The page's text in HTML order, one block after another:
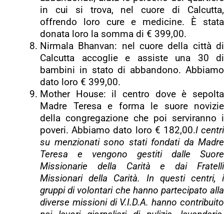
in cui si trova, nel cuore di Calcutta,
offrendo loro cure e medicine. È stata
donata loro la somma di € 399,00.
Nirmala Bhanvan: nel cuore della città di
Calcutta accoglie e assiste una 30 di
bambini in stato di abbandono. Abbiamo
dato loro € 399,00.
Mother House: il centro dove è sepolta
Madre Teresa e forma le suore novizie
della congregazione che poi serviranno i
poveri. Abbiamo dato loro € 182,00.I centri
su menzionati sono stati fondati da Madre
Teresa e vengono gestiti dalle Suore
Missionarie della Carità e dai Fratelli
Missionari della Carità. In questi centri, i
gruppi di volontari che hanno partecipato alla
diverse missioni di V.I.D.A. hanno contribuito